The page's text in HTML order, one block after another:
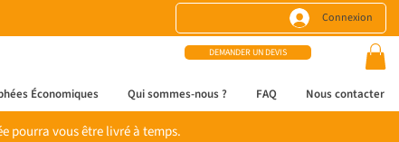
Connexion
DEMANDER UN DEVIS
Économiques Qui sommes-nous ? FAQ Nous contacter
pourra vous être livré à temps.